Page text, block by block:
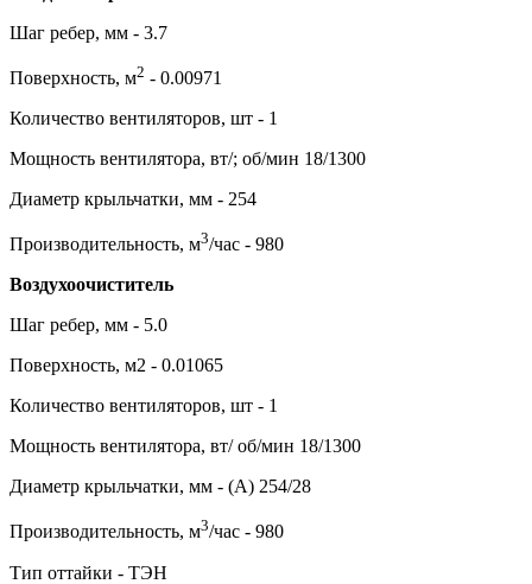
Шаг ребер, мм - 3.7
Поверхность, м2 - 0.00971
Количество вентиляторов, шт - 1
Мощность вентилятора, вт/; об/мин 18/1300
Диаметр крыльчатки, мм - 254
Производительность, м3/час - 980
Воздухоочиститель
Шаг ребер, мм - 5.0
Поверхность, м2 - 0.01065
Количество вентиляторов, шт - 1
Мощность вентилятора, вт/ об/мин 18/1300
Диаметр крыльчатки, мм - (А) 254/28
Производительность, м3/час - 980
Тип оттайки - ТЭН